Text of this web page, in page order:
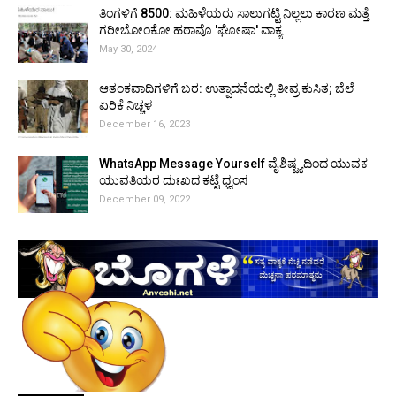
ತಿಂಗಳಿಗೆ ₹8500: ಮಹಿಳೆಯರು ಸಾಲುಗಟ್ಟಿ ನಿಲ್ಲಲು ಕಾರಣ ಮತ್ತೆ
ಗರೀಬೋಂಕೋ ಹಠಾವೊ 'ಘೋಷಾ' ವಾಕ್ಯ
May 30, 2024
ಆತಂಕವಾದಿಗಳಿಗೆ ಬರ: ಉತ್ಪಾದನೆಯಲ್ಲಿ ತೀವ್ರ ಕುಸಿತ; ಬೆಲೆ
ಏರಿಕೆ ನಿಚ್ಚಳ
December 16, 2023
WhatsApp Message Yourself ವೈಶಿಷ್ಟ್ಯದಿಂದ ಯುವಕ
ಯುವತಿಯರ ದುಃಖದ ಕಟ್ಟೆ ಧ್ವಂಸ
December 09, 2022